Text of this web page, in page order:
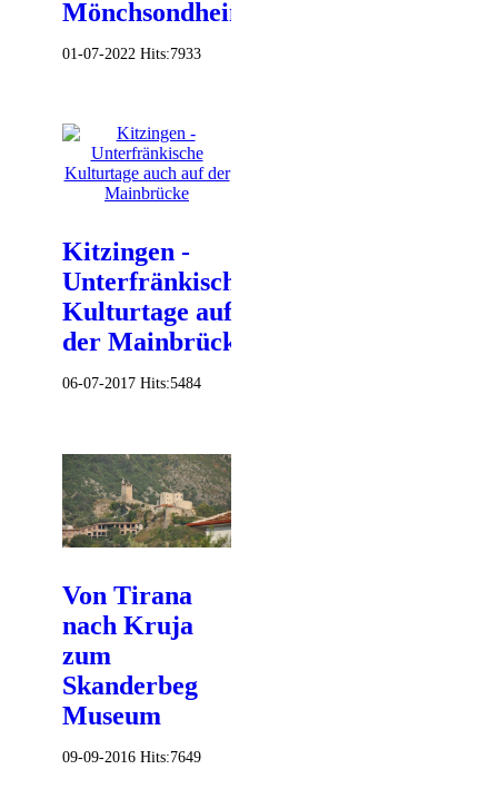
Mönchsondheim
01-07-2022 Hits:7933
Kitzingen -
Unterfränkische
Kulturtage auf
der Mainbrücke
06-07-2017 Hits:5484
Von Tirana
nach Kruja
zum
Skanderbeg
Museum
09-09-2016 Hits:7649